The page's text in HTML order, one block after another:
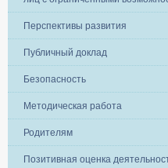
Перспективы развития
Публичный доклад
Безопасность
Методическая работа
Родителям
Позитивная оценка